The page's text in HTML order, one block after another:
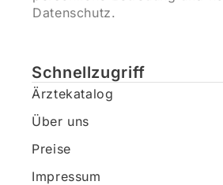
Datenschutz.
Schnellzugriff
Ärztekatalog
Über uns
Preise
Impressum